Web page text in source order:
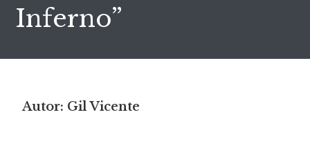
Inferno”
Autor: Gil Vicente